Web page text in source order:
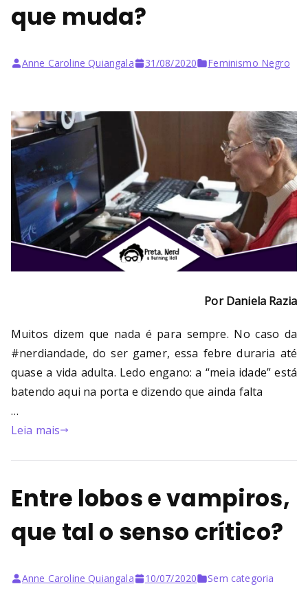
que muda?
Anne Caroline Quiangala 31/08/2020 Feminismo Negro
Por Daniela Razia
Muitos dizem que nada é para sempre. No caso da
#nerdiandade, do ser gamer, essa febre duraria até
quase a vida adulta. Ledo engano: a “meia idade” está
batendo aqui na porta e dizendo que ainda falta
…
Leia mais
Entre lobos e vampiros,
que tal o senso crítico?
Anne Caroline Quiangala 10/07/2020 Sem categoria